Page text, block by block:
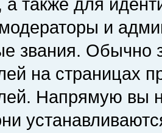
также для
и
звания. Обычно
на страницах
Напрямую вы